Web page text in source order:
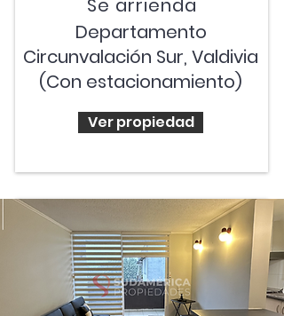
Se arrienda
Departamento
Circunvalación Sur, Valdivia
(Con estacionamiento)
Ver propiedad